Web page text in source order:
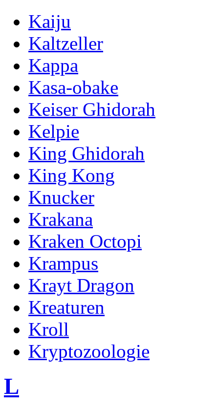
Kaiju
Kaltzeller
Kappa
Kasa-obake
Keiser Ghidorah
Kelpie
King Ghidorah
King Kong
Knucker
Krakana
Kraken Octopi
Krampus
Krayt Dragon
Kreaturen
Kroll
Kryptozoologie
L